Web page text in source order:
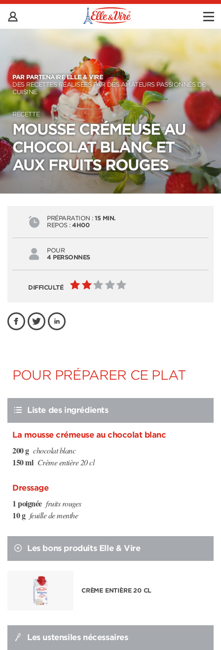
PAR PARTENAIRE ELLE & VIRE
DES RECETTES RÉALISÉES PAR DES AMATEURS PASSIONNÉS DE
CUISINE
RECETTE
MOUSSE CRÉMEUSE AU
CHOCOLAT BLANC ET
AUX FRUITS ROUGES
PRÉPARATION : 15 MIN.
REPOS : 4H00
POUR
4 PERSONNES
DIFFICULTÉ
POUR PRÉPARER CE PLAT
Liste des ingrédients
La mousse crémeuse au chocolat blanc
200 g chocolat blanc
150 ml Crème entière 20 cl
Dressage
1 poignée fruits rouges
10 g feuille de menthe
Les bons produits Elle & Vire
CRÈME ENTIÈRE 20 CL
Les ustensiles nécessaires